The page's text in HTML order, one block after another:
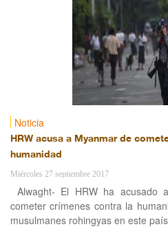
Noticia
HRW acusa a Myanmar de
humanidad
Miércoles 27 septiembre 2017
Alwaght- El HRW ha acusado
cometer crímenes contra la
musulmanes rohingyas en este